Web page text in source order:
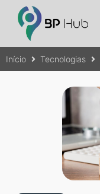
Início Tecnologias